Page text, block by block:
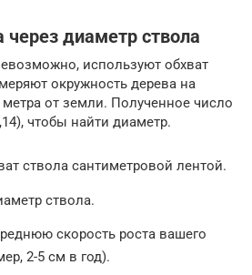
через диаметр ствола
используют обхват
окружность дерева на
от земли. Полученное число
чтобы найти диаметр.
ствола сантиметровой лентой.
ствола.
скорость роста вашего
2-5 см в год).